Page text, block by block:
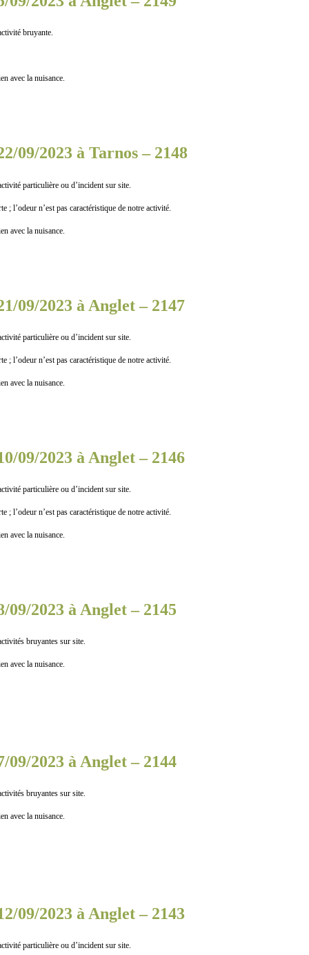
bruyante.
avec la nuisance.
09/2023 à Tarnos – 2148
particulière ou d’incident sur site.
l’odeur n’est pas caractéristique de notre activité.
avec la nuisance.
09/2023 à Anglet – 2147
particulière ou d’incident sur site.
l’odeur n’est pas caractéristique de notre activité.
avec la nuisance.
09/2023 à Anglet – 2146
particulière ou d’incident sur site.
l’odeur n’est pas caractéristique de notre activité.
avec la nuisance.
2023 à Anglet – 2145
bruyantes sur site.
avec la nuisance.
2023 à Anglet – 2144
bruyantes sur site.
avec la nuisance.
09/2023 à Anglet – 2143
particulière ou d’incident sur site.